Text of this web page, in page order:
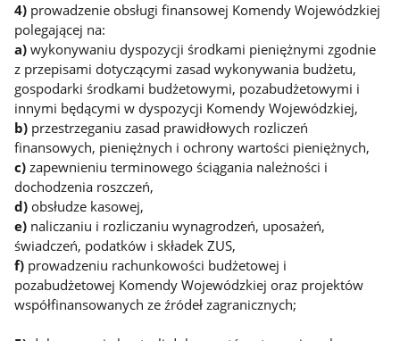
4) prowadzenie obsługi finansowej Komendy Wojewódzkiej
polegającej na:
a) wykonywaniu dyspozycji środkami pieniężnymi zgodnie
z przepisami dotyczącymi zasad wykonywania budżetu,
gospodarki środkami budżetowymi, pozabudżetowymi i
innymi będącymi w dyspozycji Komendy Wojewódzkiej,
b) przestrzeganiu zasad prawidłowych rozliczeń
finansowych, pieniężnych i ochrony wartości pieniężnych,
c) zapewnieniu terminowego ściągania należności i
dochodzenia roszczeń,
d) obsłudze kasowej,
e) naliczaniu i rozliczaniu wynagrodzeń, uposażeń,
świadczeń, podatków i składek ZUS,
f) prowadzeniu rachunkowości budżetowej i
pozabudżetowej Komendy Wojewódzkiej oraz projektów
współfinansowanych ze źródeł zagranicznych;